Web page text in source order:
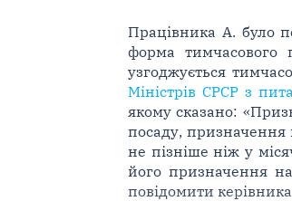
Працівника А. було
форма тимчасового
узгоджується
Міністрів СРСР з
якому сказано:
посаду, призначення
не пізніше ніж у
його призначення
повідомити